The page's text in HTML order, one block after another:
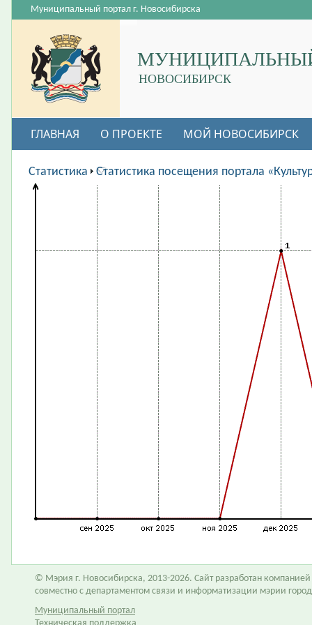
НОВОСИБИРСК
Муниципальный портал г. Новосибирска
ГЛАВНАЯ О ПРОЕКТЕ МОЙ НОВОСИБИРСК
ВАКАНСИИ
Статистика Статистика посещения портала
© Мэрия г. Новосибирска, 2013-2026. Сайт разработан компанией
совместно с департаментом связи и информатизации мэрии
Муниципальный портал